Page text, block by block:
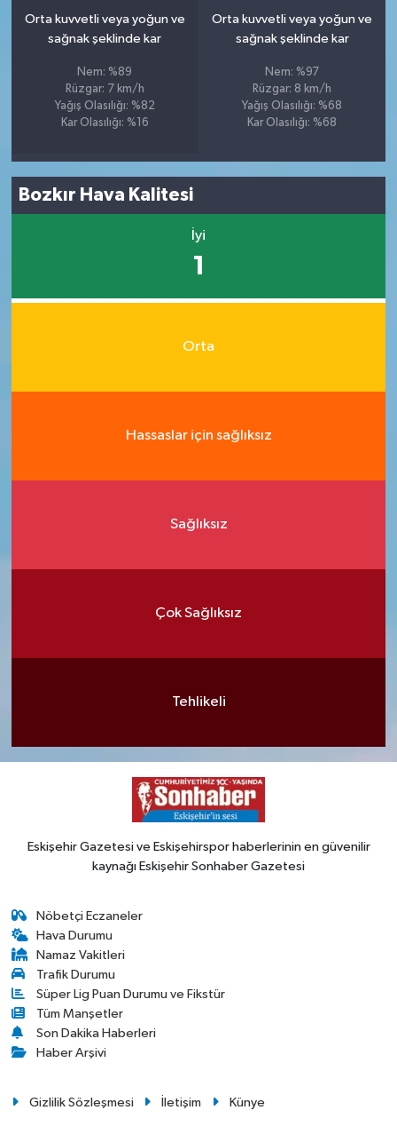
Orta kuvvetli veya yoğun ve
sağnak şeklinde kar
Nem: %89
Rüzgar: 7 km/h
Yağış Olasılığı: %82
Kar Olasılığı: %16
Orta kuvvetli veya yoğun ve
sağnak şeklinde kar
Nem: %97
Rüzgar: 8 km/h
Yağış Olasılığı: %68
Kar Olasılığı: %68
Bozkır Hava Kalitesi
İyi
1
Orta
Hassaslar için sağlıksız
Sağlıksız
Çok Sağlıksız
Tehlikeli
Eskişehir Gazetesi ve Eskişehirspor haberlerinin en güvenilir
kaynağı Eskişehir Sonhaber Gazetesi
Nöbetçi Eczaneler
Hava Durumu
Namaz Vakitleri
Trafik Durumu
Süper Lig Puan Durumu ve Fikstür
Tüm Manşetler
Son Dakika Haberleri
Haber Arşivi
Gizlilik Sözleşmesi İletişim Künye